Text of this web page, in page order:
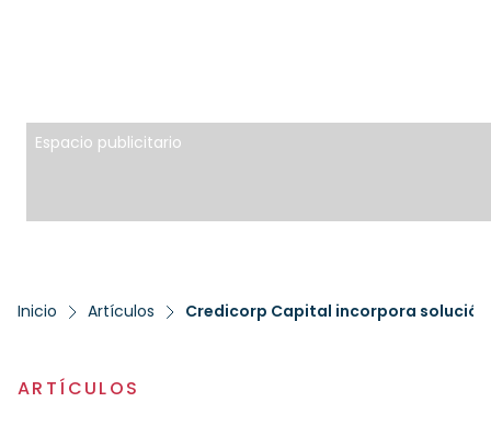
Espacio publicitario
Inicio Artículos
ARTÍCULOS